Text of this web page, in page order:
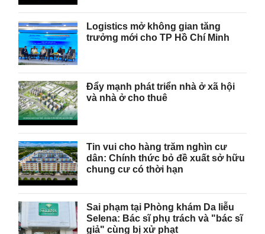
Logistics mở không gian tăng
trưởng mới cho TP Hồ Chí Minh
Đẩy mạnh phát triển nhà ở xã hội
và nhà ở cho thuê
Tin vui cho hàng trăm nghìn cư
dân: Chính thức bỏ đề xuất sở hữu
chung cư có thời hạn
Sai phạm tại Phòng khám Da liễu
Selena: Bác sĩ phụ trách và "bác sĩ
giả" cùng bị xử phạt